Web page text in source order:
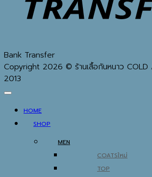
Bank Transfer
Copyright 2026 © ร้านเสื้อกันหนาว COLD
2013
HOME
SHOP
MEN
COATS
TOP